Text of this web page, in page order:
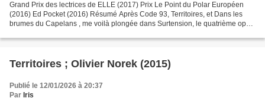
Grand Prix des lectrices de ELLE (2017) Prix Le Point du Polar Européen
(2016) Ed Pocket (2016) Résumé Après Code 93, Territoires, et Dans les
brumes du Capelans , me voilà plongée dans Surtension, le quatrième opus
Territoires ; Olivier Norek (2015)
Publié le 12/01/2026 à 20:37
Par Iris